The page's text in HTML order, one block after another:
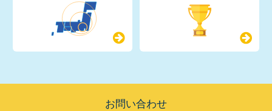
お問い合わせ